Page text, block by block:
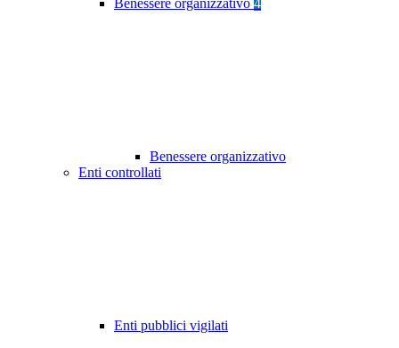
Benessere organizzativo 4
Benessere organizzativo
Enti controllati
Enti pubblici vigilati